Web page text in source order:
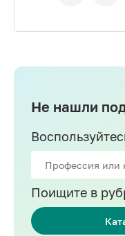
Не нашли
Поищите в